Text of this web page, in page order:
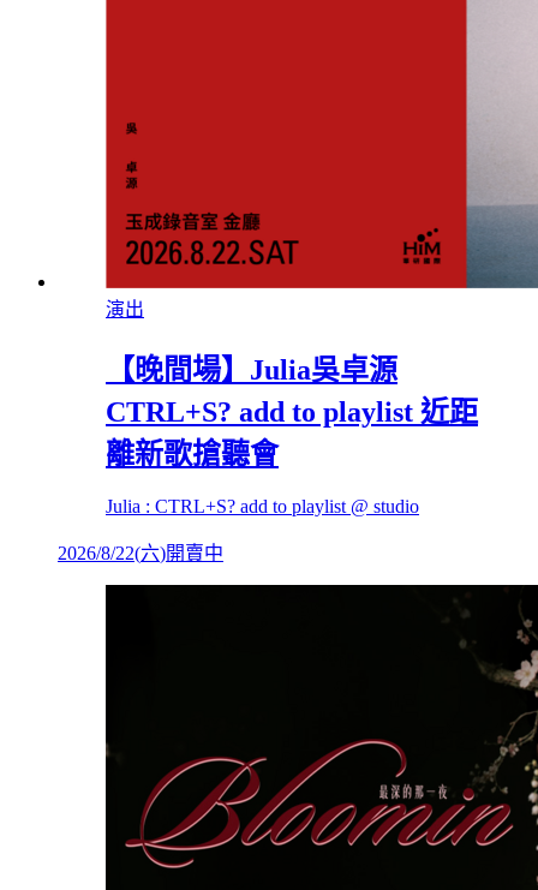
演出
【晚間場】Julia吳卓源
CTRL+S? add to playlist 近距
離新歌搶聽會
Julia : CTRL+S? add to playlist @ studio
2026/8/22(六)開賣中